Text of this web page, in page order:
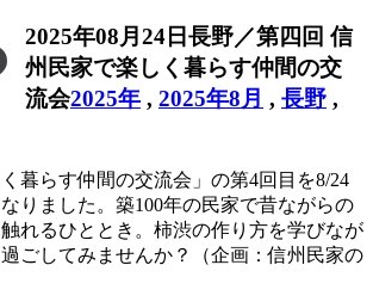
2025年08月24日長野／第四回 信
州民家で楽しく暮らす仲間の交
流会2025年 , 2025年8月 , 長野 ,
く暮らす仲間の交流会」の第4回目を8/24
りました。築100年の民家で昔ながらの
れるひととき。柿渋の作り方を学びなが
ごしてみませんか？（企画：信州民家の